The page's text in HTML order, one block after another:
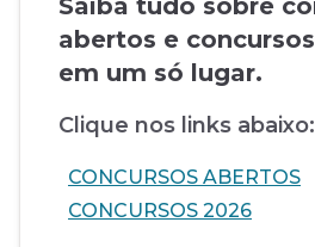
abertos e
em um só lugar.
Clique nos links abaixo:
CONCURSOS ABERTOS
CONCURSOS 2026